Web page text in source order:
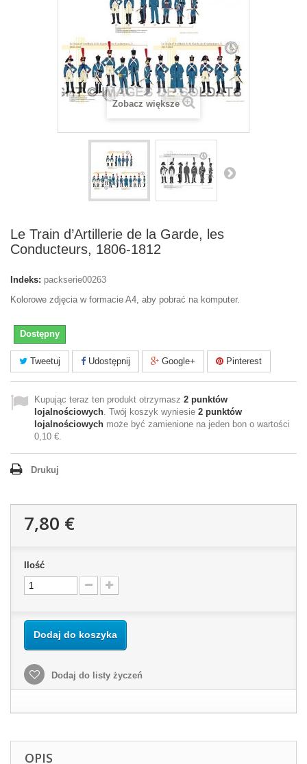
Zobacz większe
Le Train d’Artillerie de la Garde, les
Conducteurs, 1806-1812
Indeks: packserie00263
Kolorowe zdjęcia w formacie A4, aby pobrać na komputer.
Dostępny
Tweetuj Udostępnij Google+ Pinterest
Kupując teraz ten produkt otrzymasz 2 punktów
lojalnościowych. Twój koszyk wyniesie 2 punktów
lojalnościowych może być zamienione na jeden bon o wartości
0,10 €.
Drukuj
7,80 €
Ilość
Dodaj do koszyka
Dodaj do listy życzeń
OPIS